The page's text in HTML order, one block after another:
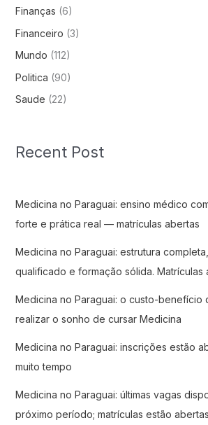
Finanças (6)
Financeiro (3)
Mundo (112)
Politica (90)
Saude (22)
Recent Post
Medicina no Paraguai: ensino médico
forte e prática real — matrículas abertas
Medicina no Paraguai: estrutura
qualificado e formação sólida. Matrículas
Medicina no Paraguai: o custo-benefício
realizar o sonho de cursar Medicina
Medicina no Paraguai: inscrições estão
muito tempo
Medicina no Paraguai: últimas vagas
próximo período; matrículas estão abertas